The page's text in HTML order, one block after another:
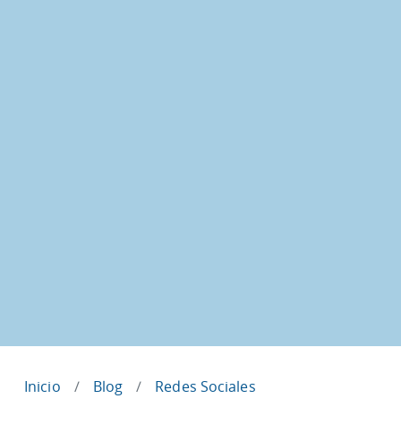
Inicio Blog Redes Sociales